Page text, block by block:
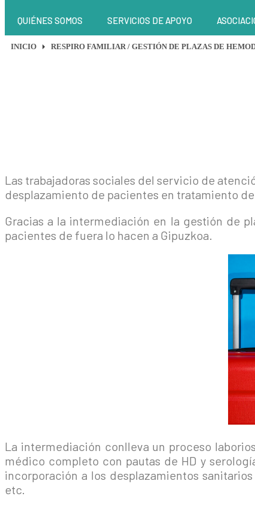
QUIÉNES SOMOS SERVICIOS DE APOYO
INICIO RESPIRO FAMILIAR / GESTIÓN DE PLAZAS DE
Las trabajadoras sociales del servicio de
desplazamiento de pacientes en tratamiento
Gracias a la intermediación en la gestión de
pacientes de fuera lo hacen a Gipuzkoa.
La intermediación conlleva un proceso
médico completo con pautas de HD y
incorporación a los desplazamientos
etc.